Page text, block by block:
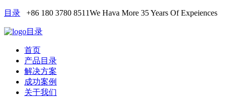
目录 +86 180 3780 8511We Hava More 35 Years Of Expeiences
目录
首页
产品目录
解决方案
成功案例
关于我们